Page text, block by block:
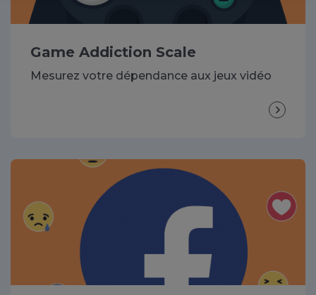
Game Addiction Scale
Mesurez votre dépendance aux jeux vidéo